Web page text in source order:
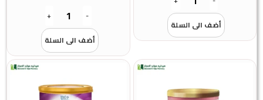
أضف الى السلة
أضف الى السلة